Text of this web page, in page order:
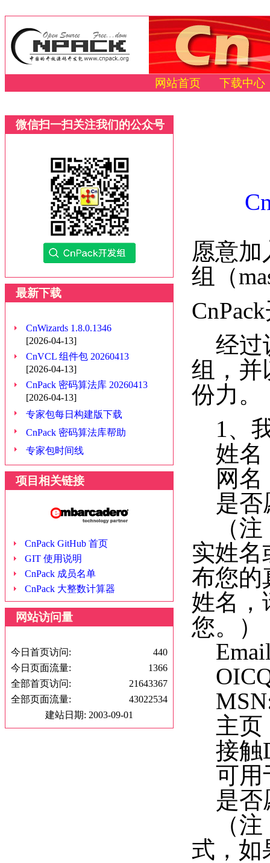
网站首页 下载中心
微信扫一扫关注我们的公众号
最新下载
CnWizards 1.8.0.1346
[2026-04-13]
CnVCL 组件包 20260413
[2026-04-13]
CnPack 密码算法库 20260413
[2026-04-13]
专家包每日构建版下载
CnPack 密码算法库帮助
专家包时间线
项目相关链接
CnPack GitHub 首页
GIT 使用说明
CnPack 成员名单
CnPack 大整数计算器
网站访问量
今日首页访问:
440
今日页面流量:
1366
全部首页访问:
21643367
全部页面流量:
43022534
建站日期: 2003-09-01
愿意
组（
经过
组，并
份力。
1、
姓名
网名
是否
（注
实姓名
布您的
姓名，
您。）
主页
接触
可用
是否
（注
式，如